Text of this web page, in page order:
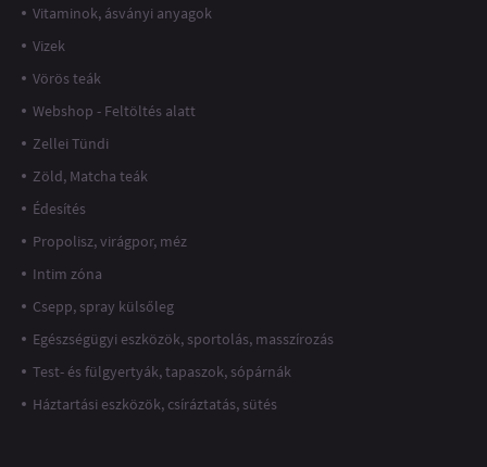
Vitaminok, ásványi anyagok
Vizek
Vörös teák
Webshop - Feltöltés alatt
Zellei Tündi
Zöld, Matcha teák
Édesítés
Propolisz, virágpor, méz
Intim zóna
Csepp, spray külsőleg
Egészségügyi eszközök, sportolás, masszírozás
Test- és fülgyertyák, tapaszok, sópárnák
Háztartási eszközök, csíráztatás, sütés